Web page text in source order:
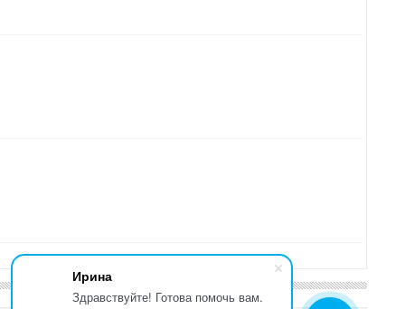
Ирина
Здравствуйте! Готова помочь вам.